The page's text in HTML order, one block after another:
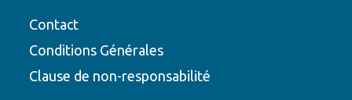
Contact
Conditions Générales
Clause de non-responsabilité